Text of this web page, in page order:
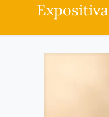
Expositiva